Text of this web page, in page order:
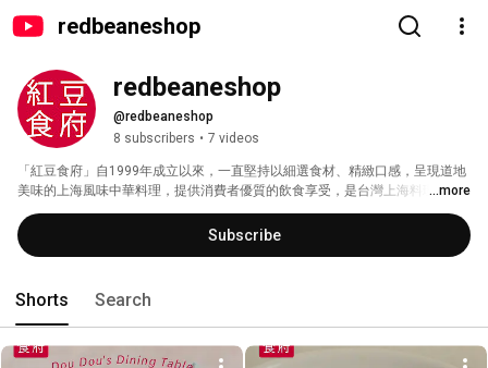
redbeaneshop
redbeaneshop
@redbeaneshop
8 subscribers • 7 videos
「紅豆食府」自1999年成立以來，一直堅持以細選食材、精緻口感，呈現道地
美味的上海風味中華料理，提供消費者優質的飲食享受，是台灣上海料理首選
品牌。
...more
Subscribe
Shorts Search